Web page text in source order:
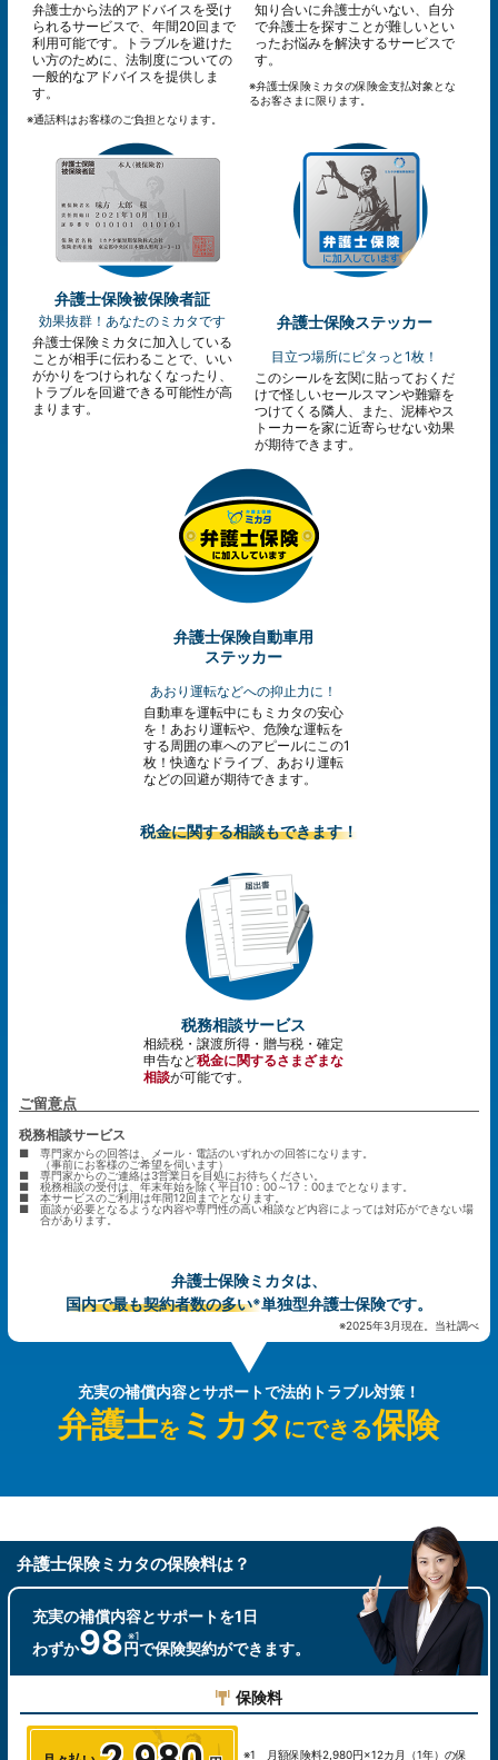
弁護士から法的アドバイスを受け
られるサービスで、年間20回まで
利用可能です。トラブルを避けた
い方のために、法制度についての
一般的なアドバイスを提供しま
す。
※通話料はお客様のご負担となります。
知り合いに弁護士がいない、自分
で弁護士を探すことが難しいとい
ったお悩みを解決するサービスで
す。
※弁護士保険ミカタの保険金支払対象とな
るお客さまに限ります。
弁護士保険被保険者証
効果抜群！あなたのミカタです
弁護士保険ミカタに加入している
ことが相手に伝わることで、いい
がかりをつけられなくなったり、
トラブルを回避できる可能性が高
まります。
弁護士保険ステッカー
目立つ場所にピタっと1枚！
このシールを玄関に貼っておくだ
けで怪しいセールスマンや難癖を
つけてくる隣人、また、泥棒やス
トーカーを家に近寄らせない効果
が期待できます。
弁護士保険自動車用
ステッカー
あおり運転などへの抑止力に！
自動車を運転中にもミカタの安心
を！あおり運転や、危険な運転を
する周囲の車へのアピールにこの1
枚！快適なドライブ、あおり運転
などの回避が期待できます。
税金に関する相談もできます！
税務相談サービス
相続税・譲渡所得・贈与税・確定
申告など税金に関するさまざまな
相談が可能です。
ご留意点
税務相談サービス
■
専門家からの回答は、メール・電話のいずれかの回答になります。
（事前にお客様のご希望を伺います）
■
専門家からのご連絡は3営業日を目処にお待ちください。
■
税務相談の受付は、年末年始を除く平日10：00～17：00までとなります。
■
本サービスのご利用は年間12回までとなります。
■
面談が必要となるような内容や専門性の高い相談など内容によっては対応ができない場
合があります。
弁護士保険ミカタは、
国内で最も契約者数の多い※単独型弁護士保険です。
※2025年3月現在。当社調べ
充実の補償内容とサポートで法的トラブル対策！
弁護士を ミカタ にできる保険
弁護士保険ミカタの保険料は？
充実の補償内容とサポートを1日
わずか98円で保険契約ができます。
保険料
※1 月額保険料2,980円×12カ月（1年）の保